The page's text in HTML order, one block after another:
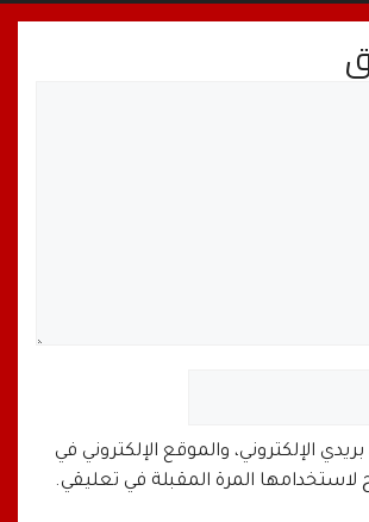
الإلكتروني، والموقع الإلكتروني في
المرة المقبلة في تعليقي.